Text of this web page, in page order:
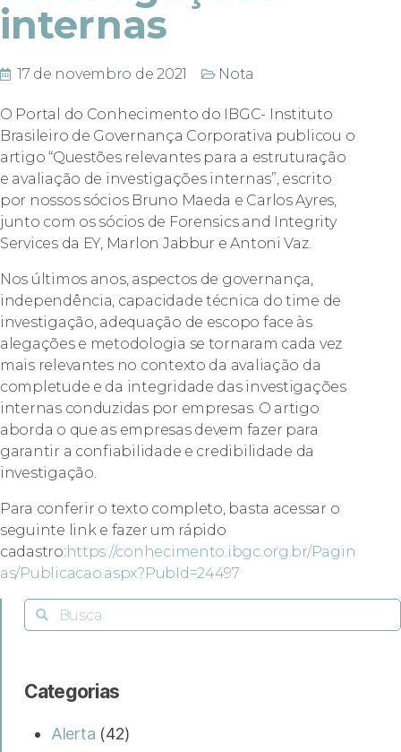
internas
17 de novembro de 2021 Nota
O Portal do Conhecimento do IBGC- Instituto
Brasileiro de Governança Corporativa publicou o
artigo “Questões relevantes para a estruturação
e avaliação de investigações internas”, escrito
por nossos sócios Bruno Maeda e Carlos Ayres,
junto com os sócios de Forensics and Integrity
Services da EY, Marlon Jabbur e Antoni Vaz.
Nos últimos anos, aspectos de governança,
independência, capacidade técnica do time de
investigação, adequação de escopo face às
alegações e metodologia se tornaram cada vez
mais relevantes no contexto da avaliação da
completude e da integridade das investigações
internas conduzidas por empresas. O artigo
aborda o que as empresas devem fazer para
garantir a confiabilidade e credibilidade da
investigação.
Para conferir o texto completo, basta acessar o
seguinte link e fazer um rápido
cadastro: https://conhecimento.ibgc.org.br/Pagin
as/Publicacao.aspx?PubId=24497
Categorias
Alerta (42)